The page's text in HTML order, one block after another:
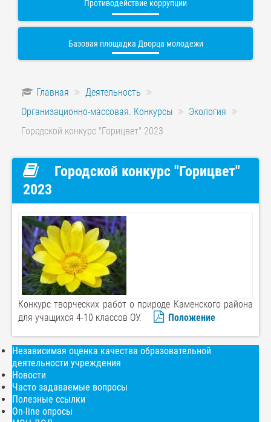
Противодействие коррупции
Базовая площадка Дворца молодежи
Главная
Деятельность
Организационно-массовая. Конкурсы
Экология
Городской конкурс "Горицвет" 2023
Городской конкурс "Горицвет"
2023
Конкурс творческих работ о природе Каменского района
для учащихся 4-10 классов ОУ.
Положение
Независимая оценка качества образовательной
деятельности учреждения
Новости
Часто задаваемые вопросы
Полезные ссылки
On-line опросы